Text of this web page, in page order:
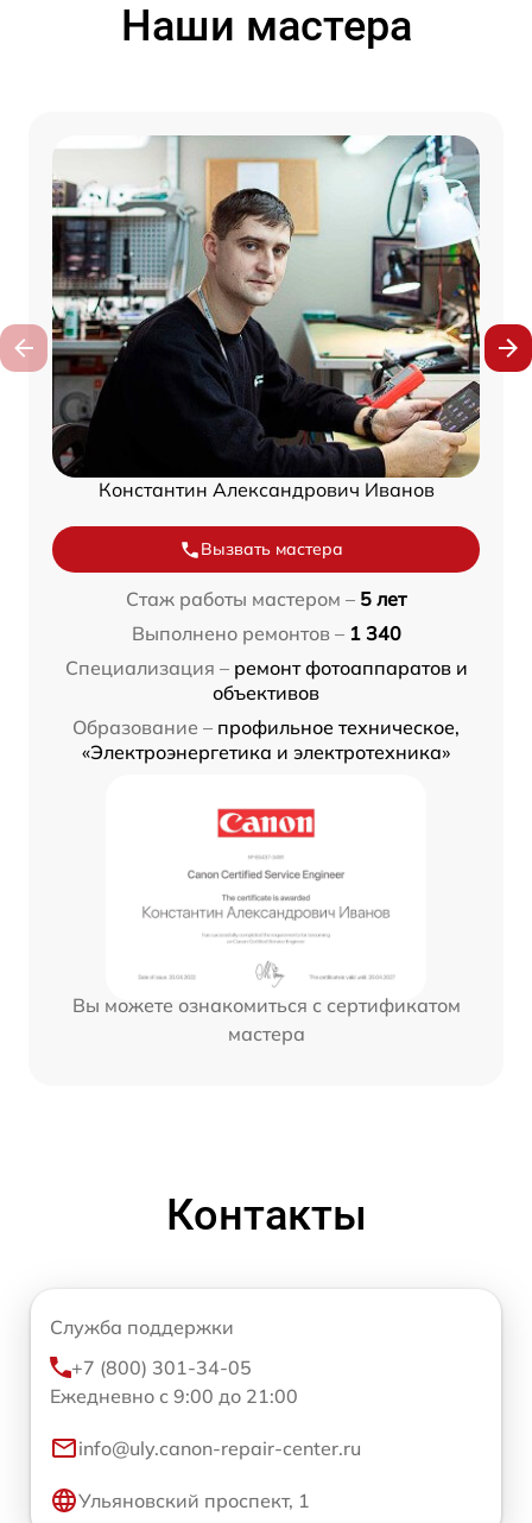
Наши мастера
Константин Александрович Иванов
Вызвать мастера
Стаж работы мастером – 5 лет
Выполнено ремонтов – 1 340
Специализация – ремонт фотоаппаратов и
объективов
Образование – профильное техническое,
«Электроэнергетика и электротехника»
Вы можете ознакомиться с сертификатом
мастера
Контакты
Служба поддержки
+7 (800) 301-34-05
Ежедневно с 9:00 до 21:00
info@uly.canon-repair-center.ru
Ульяновский проспект, 1